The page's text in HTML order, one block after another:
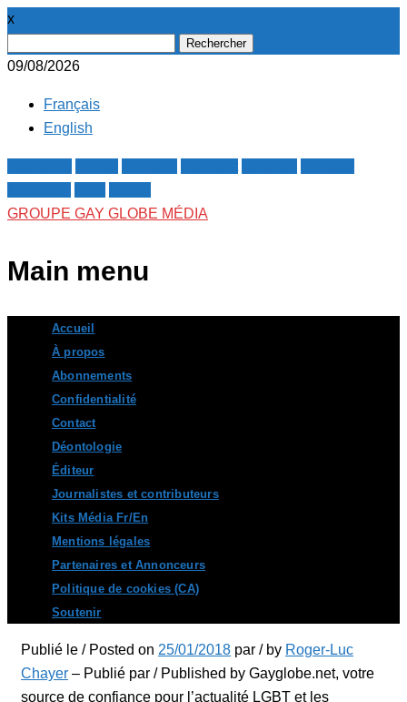
x
09/08/2026
Français
English
GROUPE GAY GLOBE MÉDIA
Main menu
content
Accueil
À propos
Abonnements
Confidentialité
Contact
Déontologie
Éditeur
Journalistes et contributeurs
Kits Média Fr/En
Mentions légales
Partenaires et Annonceurs
Politique de cookies (CA)
Soutenir
Publié le / Posted on 25/01/2018 par / by Roger-Luc
Chayer – Publié par / Published by Gayglobe.net, votre
source de confiance pour l’actualité LGBT et les